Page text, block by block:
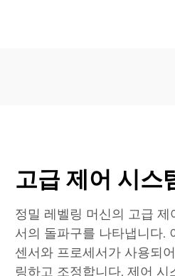
고급 제어 시스
정밀 레벨링 머신의 고급
서의 돌파구를 나타냅니다.
센서와 프로세서가 사용되
링하고 조정합니다. 제어